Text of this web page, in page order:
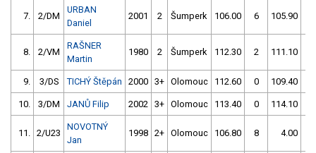
7. 2/DM
URBAN
Daniel
2001 2 Šumperk 106.00 6 105.90
8. 2/VM
RAŠNER
Martin
1980 2 Šumperk 112.30 2 111.10
9. 3/DS TICHÝ Štěpán 2000 3+ Olomouc 112.60 0 109.40
10. 3/DM JANŮ Filip 2002 3+ Olomouc 113.40 0 114.10
11. 2/U23
NOVOTNÝ
Jan
1998 2+ Olomouc 106.80 8 4.00